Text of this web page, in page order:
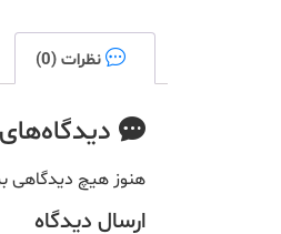
نظرات (0)
هنوز هیچ
ارسال دیدگاه